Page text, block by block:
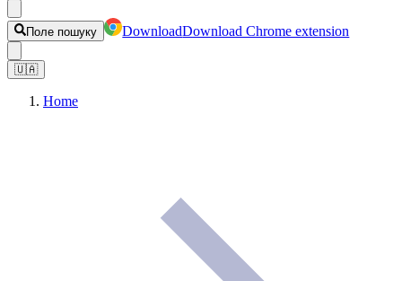
Поле пошуку DownloadDownload Chrome extension
🇺🇦
Home